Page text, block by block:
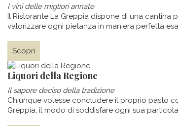
I vini delle migliori annate
Il Ristorante La Greppia dispone di una
valorizzare ogni pietanza in maniera perfetta
Scopri
Liquori della Regione
​Il sapore deciso della tradizione
Chiunque volesse concludere il proprio pasto
Greppia, il modo di soddisfare ogni sua